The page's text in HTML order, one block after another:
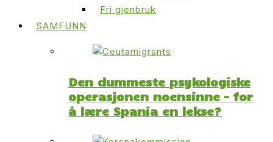
Fri gjenbruk
SAMFUNN
Den dummeste psykologiske
operasjonen noensinne – for
å lære Spania en lekse?